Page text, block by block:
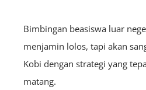
Bimbingan beasiswa luar
menjamin lolos, tapi akan
Kobi dengan strategi yang
matang.